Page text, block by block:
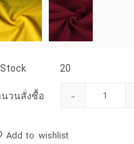
Stock 20
นวนสั่งซื้อ -
Add to wishlist